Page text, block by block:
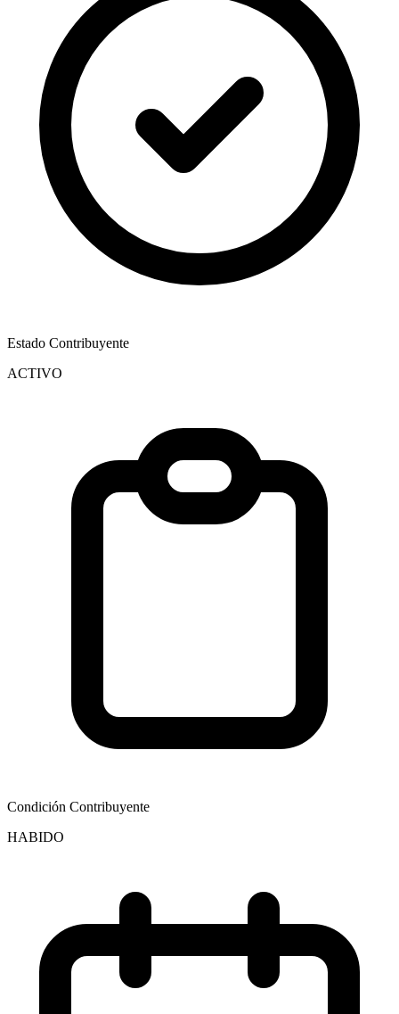
Estado Contribuyente
ACTIVO
Condición Contribuyente
HABIDO